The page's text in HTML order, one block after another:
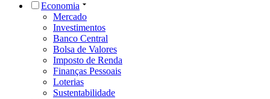
Economia
Mercado
Investimentos
Banco Central
Bolsa de Valores
Imposto de Renda
Finanças Pessoais
Loterias
Sustentabilidade